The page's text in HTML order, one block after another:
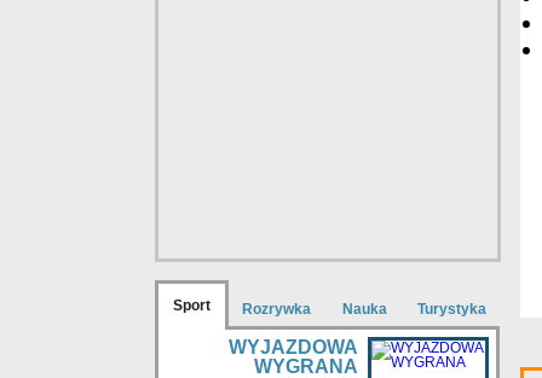
Sport Rozrywka Nauka Turystyka
WYJAZDOWA
WYGRANA